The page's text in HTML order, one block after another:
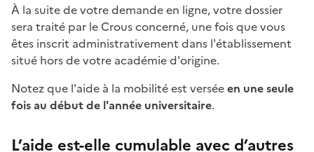
À la suite de votre demande en ligne, votre dossier
sera traité par le Crous concerné, une fois que vous
êtes inscrit administrativement dans l'établissement
situé hors de votre académie d'origine.
Notez que l'aide à la mobilité est verséeen une seule
fois au début de l'année universitaire.
L’aide est-elle cumulable avec d’autres